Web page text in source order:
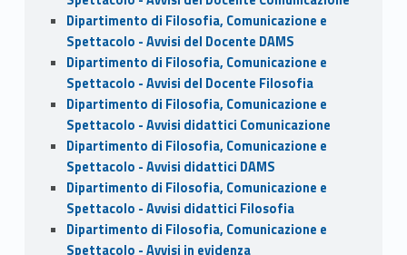
Dipartimento di Filosofia, Comunicazione e
Spettacolo - Avvisi del Docente DAMS
Dipartimento di Filosofia, Comunicazione e
Spettacolo - Avvisi del Docente Filosofia
Dipartimento di Filosofia, Comunicazione e
Spettacolo - Avvisi didattici Comunicazione
Dipartimento di Filosofia, Comunicazione e
Spettacolo - Avvisi didattici DAMS
Dipartimento di Filosofia, Comunicazione e
Spettacolo - Avvisi didattici Filosofia
Dipartimento di Filosofia, Comunicazione e
Spettacolo - Avvisi in evidenza